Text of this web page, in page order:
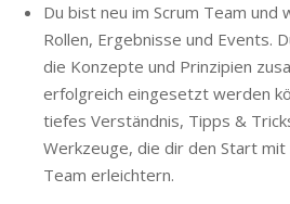
Du bist neu im Scrum Team und
Rollen, Ergebnisse und Events.
die Konzepte und Prinzipien
erfolgreich eingesetzt werden
tiefes Verständnis, Tipps &
Werkzeuge, die dir den Start mit
Team erleichtern.